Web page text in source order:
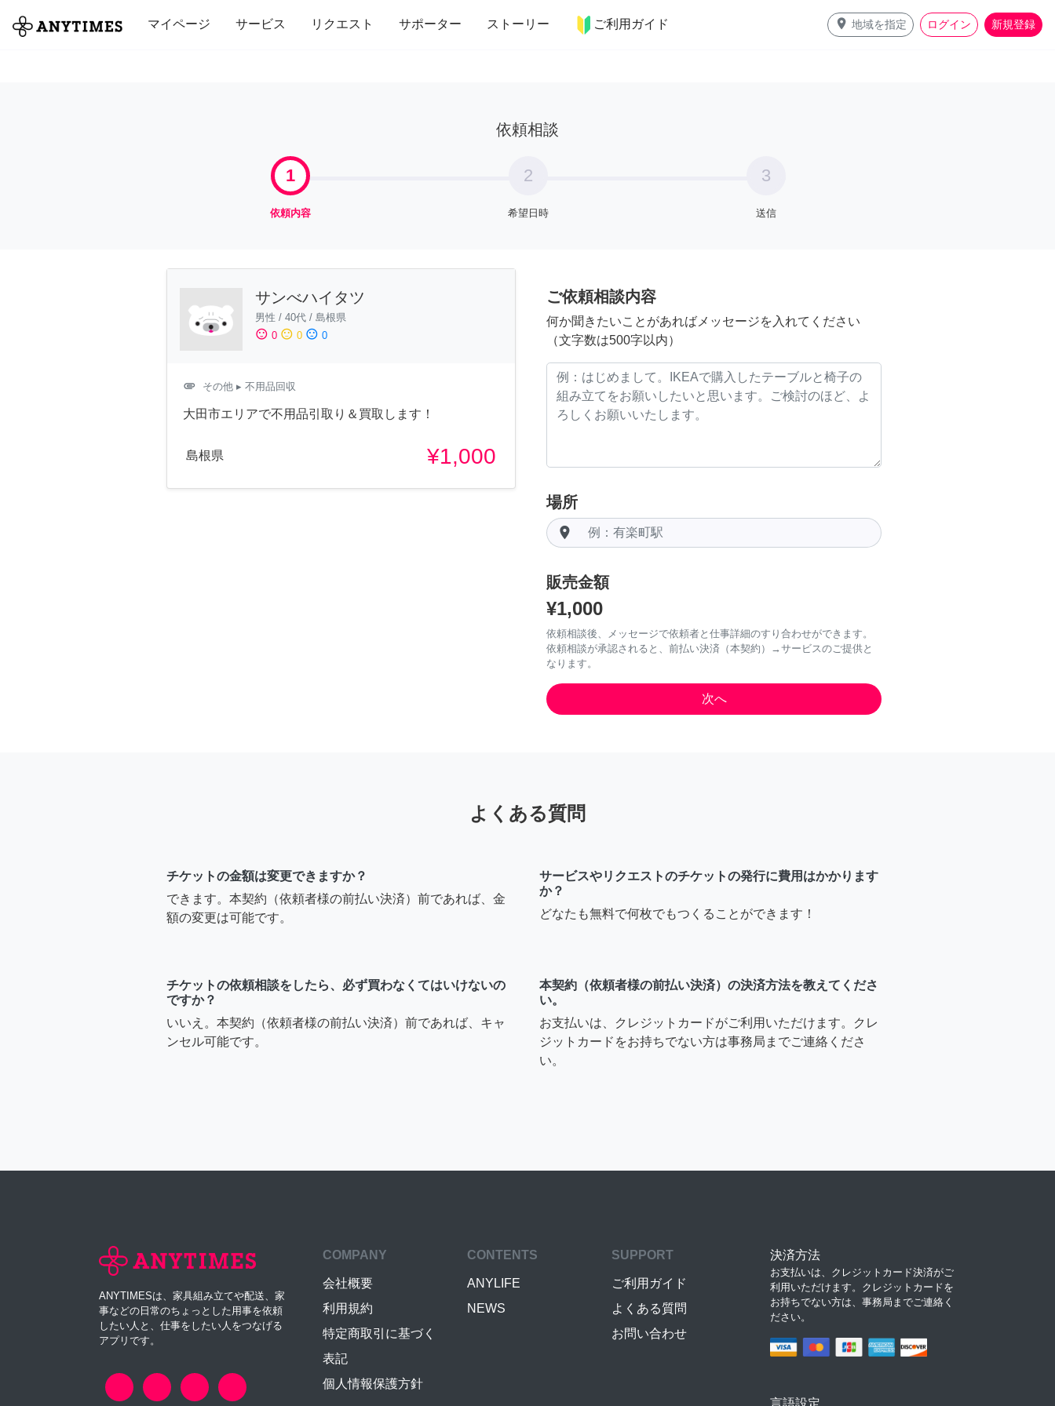
マイページ サービス リクエスト サポーター ストーリー ご利用ガイド place 地域を指定 ログイン 新規登録
全て 修理・組立 家事 引っ越し インテリア 趣味・習い事 ペット 料理
依頼相談
1
依頼内容
2
希望日時
3
送信
サンべハイタツ
男性 / 40代 / 島根県
sentiment_satisfied 0 sentiment_neutral 0 sentiment_dissatisfied 0
attachment その他 ▸ 不用品回収
大田市エリアで不用品引取り＆買取します！
島根県 ¥1,000
ご依頼相談内容
何か聞きたいことがあればメッセージを入れてください
（文字数は500字以内）
場所
room
販売金額
¥1,000
依頼相談後、メッセージで依頼者と仕事詳細のすり合わせができます。
依頼相談が承認されると、前払い決済（本契約）→サービスのご提供と
なります。
よくある質問
チケットの金額は変更できますか？
できます。本契約（依頼者様の前払い決済）前であれば、金
額の変更は可能です。
サービスやリクエストのチケットの発行に費用はかかります
か？
どなたも無料で何枚でもつくることができます！
チケットの依頼相談をしたら、必ず買わなくてはいけないの
ですか？
いいえ。本契約（依頼者様の前払い決済）前であれば、キャ
ンセル可能です。
本契約（依頼者様の前払い決済）の決済方法を教えてくださ
い。
お支払いは、クレジットカードがご利用いただけます。クレ
ジットカードをお持ちでない方は事務局までご連絡くださ
い。
ANYTIMESは、家具組み立てや配送、家
事などの日常のちょっとした用事を依頼
したい人と、仕事をしたい人をつなげる
アプリです。
COMPANY
会社概要
利用規約
特定商取引に基づく
表記
個人情報保護方針
CONTENTS
ANYLIFE
NEWS
SUPPORT
ご利用ガイド
よくある質問
お問い合わせ
決済方法
お支払いは、クレジットカード決済がご
利用いただけます。クレジットカードを
お持ちでない方は、事務局までご連絡く
ださい。
言語設定